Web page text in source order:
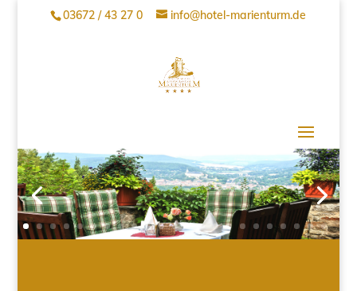
03672 / 43 27 0 info@hotel-marienturm.de